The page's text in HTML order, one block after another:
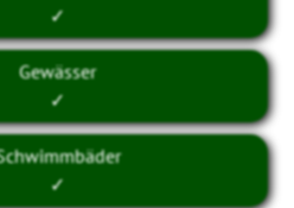
✓
Gewässer
✓
✓